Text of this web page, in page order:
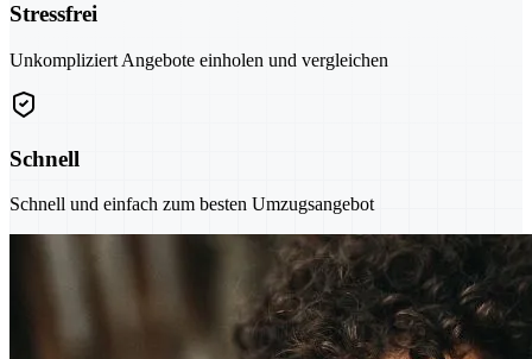
Stressfrei
Unkompliziert Angebote einholen und vergleichen
Schnell
Schnell und einfach zum besten Umzugsangebot